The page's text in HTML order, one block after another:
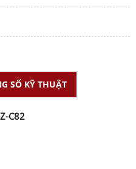
SỐ KỸ THUẬT
C82